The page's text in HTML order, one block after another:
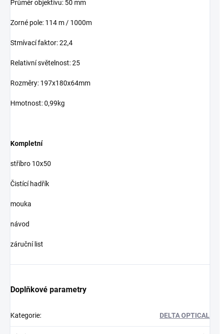
Průměr objektivu: 50 mm
Zorné pole: 114 m / 1000m
Stmívací faktor: 22,4
Relativní světelnost: 25
Rozměry: 197x180x64mm
Hmotnost: 0,99kg
Kompletní
stříbro 10x50
Čistící hadřík
mouka
návod
záruční list
Doplňkové parametry
Kategorie: DELTA OPTICAL